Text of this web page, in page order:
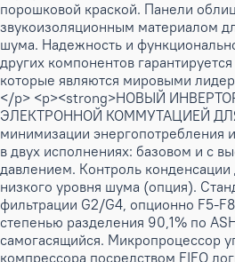
порошковой краской. Панели
звукоизоляционным материалом
шума. Надежность и
других компонентов
которые являются мировыми
</p> <p><strong>НОВЫЙ
ЭЛЕКТРОННОЙ КОММУТАЦИЕЙ
минимизации энергопотребления
в двух исполнениях: базовом и с
давлением. Контроль
низкого уровня шума (опция).
фильтрации G2/G4, опционно F5-
степенью разделения 90,1% по
самогасящийся. Микропроцессор
компрессора посредством FIFO